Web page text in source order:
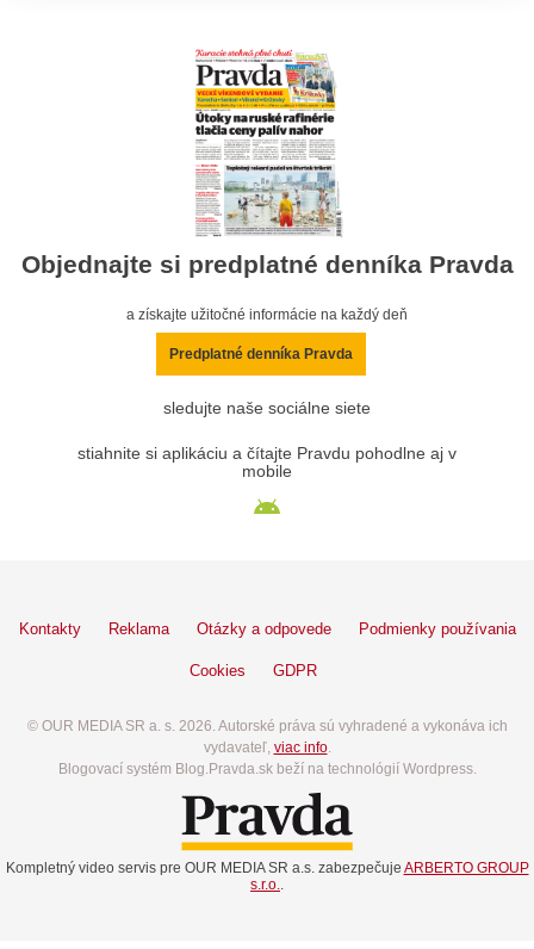
Objednajte si predplatné denníka Pravda
a získajte užitočné informácie na každý deň
Predplatné denníka Pravda
sledujte naše sociálne siete
stiahnite si aplikáciu a čítajte Pravdu pohodlne aj v
mobile
Kontakty Reklama Otázky a odpovede Podmienky používania
Cookies GDPR
© OUR MEDIA SR a. s. 2026. Autorské práva sú vyhradené a vykonáva ich
vydavateľ, viac info.
Blogovací systém Blog.Pravda.sk beží na technológií Wordpress.
Kompletný video servis pre OUR MEDIA SR a.s. zabezpečuje ARBERTO GROUP
s.r.o.